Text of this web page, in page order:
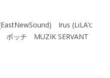
Irus (LiLA’c
ッチ MUZIK SERVANT